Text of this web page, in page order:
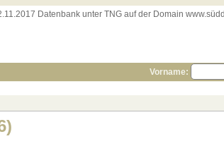
Datenbank unter TNG auf der Domain
Vorname: